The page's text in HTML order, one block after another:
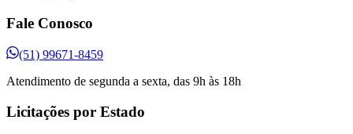
Fale Conosco
(51) 99671-8459
Atendimento de segunda a sexta, das 9h às 18h
Licitações por Estado